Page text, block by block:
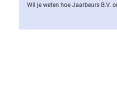
Wil je weten hoe Jaarbeurs B.V.